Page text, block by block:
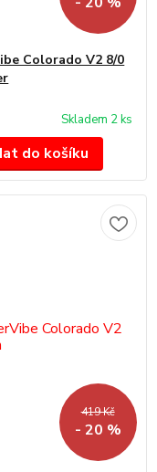
Colorado V2 8/0
Skladem 2 ks
do košíku
419 Kč
- 20 %